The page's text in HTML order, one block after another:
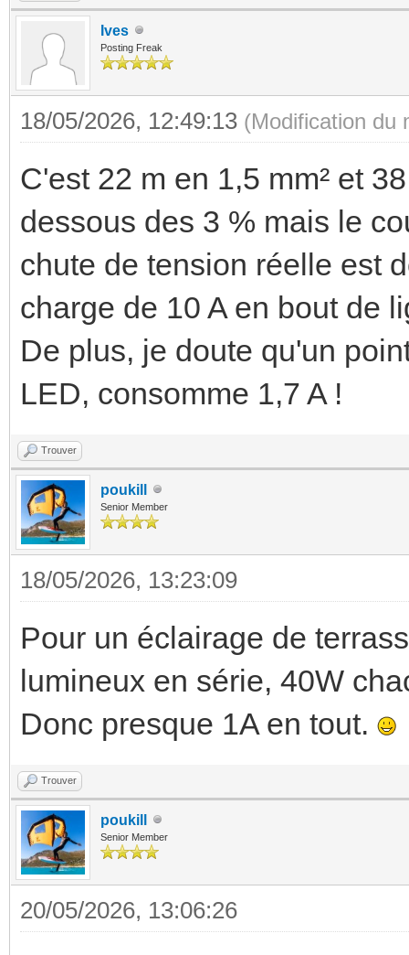
Ives
Posting Freak
18/05/2026, 12:49:13 (Modification du
C'est 22 m en 1,5 mm² et
dessous des 3 % mais le
chute de tension réelle est
charge de 10 A en bout de
De plus, je doute qu'un
LED, consomme 1,7 A !
Trouver
poukill
Senior Member
18/05/2026, 13:23:09
Pour un éclairage de
lumineux en série, 40W
Donc presque 1A en tout.
Trouver
poukill
Senior Member
20/05/2026, 13:06:26